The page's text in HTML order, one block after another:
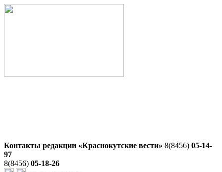
Контакты редакции «Краснокутские вести» 8(8456) 05-14-
97
8(8456) 05-18-26